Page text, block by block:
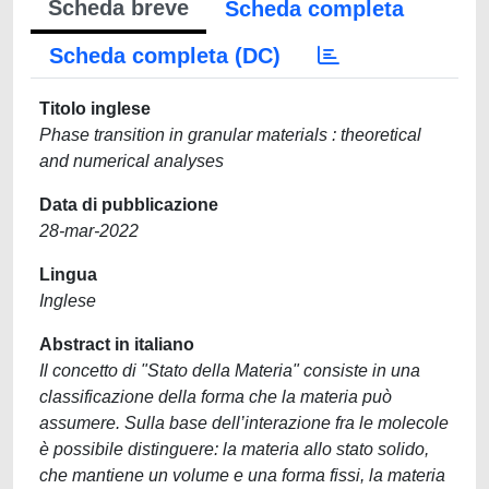
Scheda breve
Scheda completa
Scheda completa (DC)
Titolo inglese
Phase transition in granular materials : theoretical
and numerical analyses
Data di pubblicazione
28-mar-2022
Lingua
Inglese
Abstract in italiano
Il concetto di "Stato della Materia" consiste in una
classificazione della forma che la materia può
assumere. Sulla base dell’interazione fra le molecole
è possibile distinguere: la materia allo stato solido,
che mantiene un volume e una forma fissi, la materia